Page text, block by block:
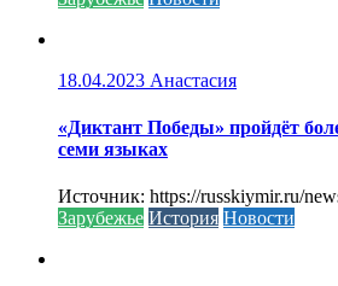
18.04.2023 Анастасия
«Диктант Победы» пройдёт
семи языках
Источник: https://russkiymir.ru/
Зарубежье История Новости